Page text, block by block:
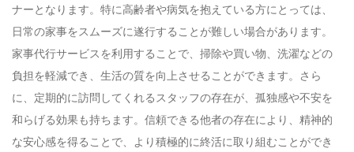
ナーとなります。特に高齢者や病気を抱えている方にとっては、
日常の家事をスムーズに遂行することが難しい場合があります。
家事代行サービスを利用することで、掃除や買い物、洗濯などの
負担を軽減でき、生活の質を向上させることができます。さら
に、定期的に訪問してくれるスタッフの存在が、孤独感や不安を
和らげる効果も持ちます。信頼できる他者の存在により、精神的
な安心感を得ることで、より積極的に終活に取り組むことができ